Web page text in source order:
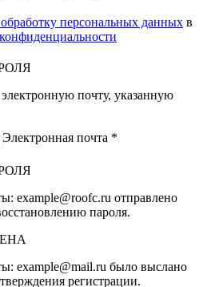
обработку персональных данных в
почту, указанную
Электронная почта *
example@roofc.ru отправлено
пароля.
example@mail.ru было выслано
регистрации.